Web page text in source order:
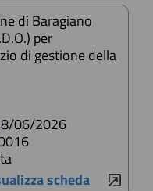
di Baragiano
per
di gestione della
06/2026
scheda